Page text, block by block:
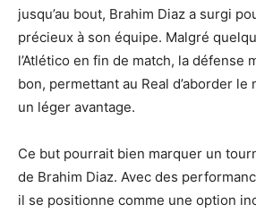
jusqu’au bout, Brahim Diaz a surgi
précieux à son équipe. Malgré
l’Atlético en fin de match, la défense
bon, permettant au Real d’aborder le
un léger avantage.
Ce but pourrait bien marquer un
de Brahim Diaz. Avec des
il se positionne comme une option